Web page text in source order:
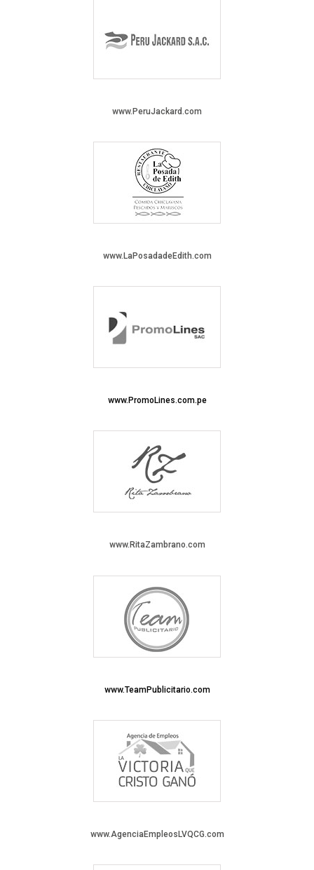
www.PeruJackard.com
www.LaPosadadeEdith.com
www.PromoLines.com.pe
www.RitaZambrano.com
www.TeamPublicitario.com
www.AgenciaEmpleosLVQCG.com